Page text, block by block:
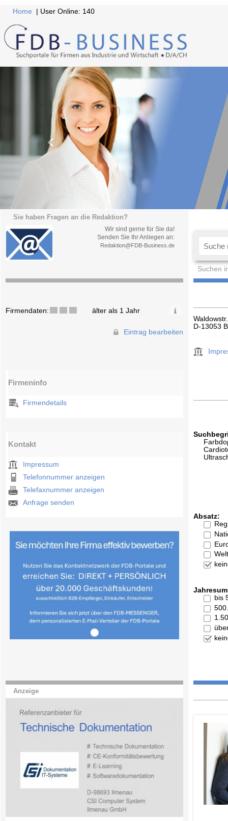
Home | User Online: 140
Sie haben Fragen an die Redaktion?
Wir sind gerne für Sie da!
Senden Sie Ihr Anliegen an:
Redaktion@FDB-Business.de
Suchen
Firmendaten: älter als 1 Jahr
Eintrag bearbeiten
Firmeninfo
Firmendetails
Kontakt
Impressum
Telefonnummer anzeigen
Telefaxnummer anzeigen
Anfrage senden
Anzeige
D-13053
Absatz:
bis